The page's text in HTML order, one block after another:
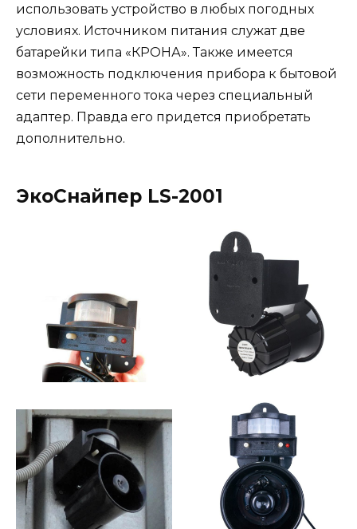
использовать устройство в любых погодных
условиях. Источником питания служат две
батарейки типа «КРОНА». Также имеется
возможность подключения прибора к бытовой
сети переменного тока через специальный
адаптер. Правда его придется приобретать
дополнительно.
ЭкоСнайпер LS-2001